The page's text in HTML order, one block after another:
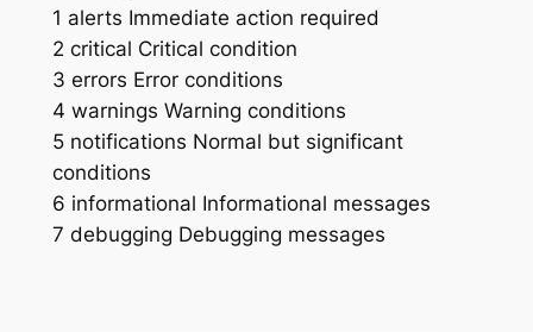
1 alerts Immediate action required
2 critical Critical condition
3 errors Error conditions
4 warnings Warning conditions
5 notifications Normal but significant
conditions
6 informational Informational messages
7 debugging Debugging messages